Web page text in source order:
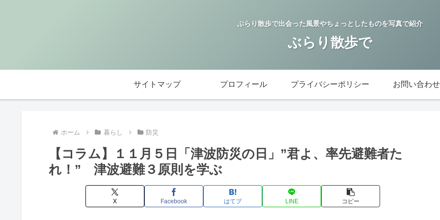
ぶらり散歩で出会った風景やちょっとしたものを写真で紹介
ぶらり散歩で
サイトマップ プロフィール プライバシーポリシー お問い合わせ
ホーム 暮らし 防災
【コラム】１１月５日「津波防災の日」”君よ、率先避難者た
れ！” 津波避難３原則を学ぶ
X Facebook はてブ LINE コピー